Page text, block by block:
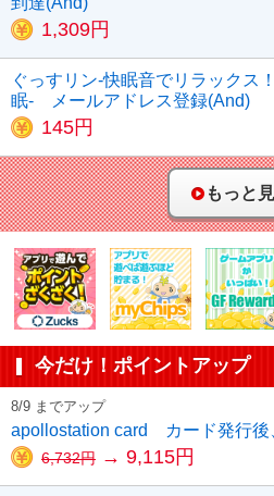
1,309円
ぐっすリン-快眠音でリラックス
眠- メールアドレス登録(And)
145円
もっと
今だけ！ポイントアップ
8/9 までアップ
apollostation card カード発行後
6,732円 → 9,115円